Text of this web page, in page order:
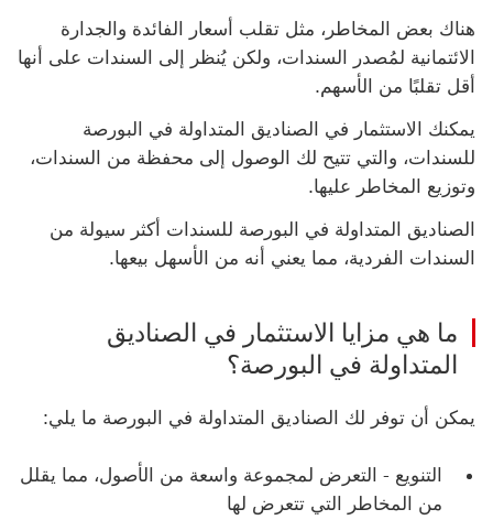
هناك بعض المخاطر، مثل تقلب أسعار الفائدة والجدارة
الائتمانية لمُصدر السندات، ولكن يُنظر إلى السندات على أنها
أقل تقلبًا من الأسهم.
يمكنك الاستثمار في ‏‫الصناديق المتداولة في البورصة
للسندات، والتي تتيح لك الوصول إلى محفظة من السندات،
وتوزيع المخاطر عليها.
الصناديق المتداولة في البورصة للسندات أكثر سيولة من
السندات الفردية، مما يعني أنه من الأسهل بيعها.
ما هي مزايا الاستثمار في ‏‫الصناديق
المتداولة في البورصة‬؟
يمكن أن توفر لك الصناديق المتداولة في البورصة ما يلي:
التنويع - التعرض لمجموعة واسعة من الأصول، مما يقلل
من المخاطر التي تتعرض لها